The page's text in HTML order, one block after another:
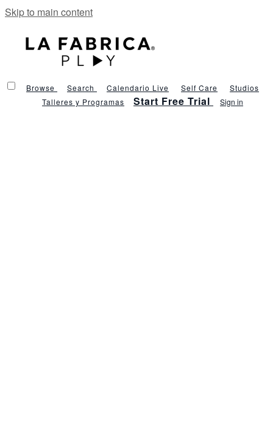
Skip to main content
Browse Search Calendario Live Self Care
Studios
Talleres y Programas
Start Free Trial Sign in